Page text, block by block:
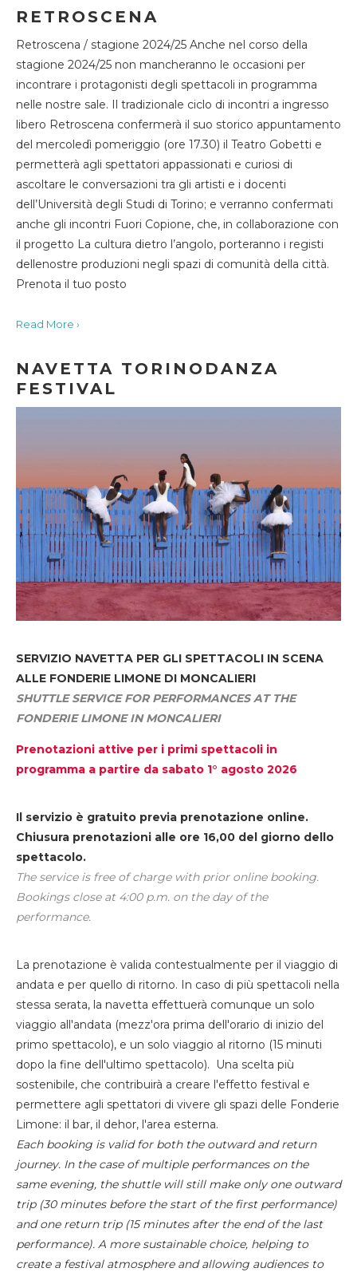
RETROSCENA
Retroscena / stagione 2024/25 Anche nel corso della
stagione 2024/25 non mancheranno le occasioni per
incontrare i protagonisti degli spettacoli in programma
nelle nostre sale. Il tradizionale ciclo di incontri a ingresso
libero Retroscena confermerà il suo storico appuntamento
del mercoledì pomeriggio (ore 17.30) il Teatro Gobetti e
permetterà agli spettatori appassionati e curiosi di
ascoltare le conversazioni tra gli artisti e i docenti
dell’Università degli Studi di Torino; e verranno confermati
anche gli incontri Fuori Copione, che, in collaborazione con
il progetto La cultura dietro l’angolo, porteranno i registi
dellenostre produzioni negli spazi di comunità della città.
Prenota il tuo posto
Read More ›
NAVETTA TORINODANZA
FESTIVAL
SERVIZIO NAVETTA PER GLI SPETTACOLI IN SCENA
ALLE FONDERIE LIMONE DI MONCALIERI
SHUTTLE SERVICE FOR PERFORMANCES AT THE
FONDERIE LIMONE IN MONCALIERI
Prenotazioni attive per i primi spettacoli in
programma a partire da sabato 1° agosto 2026
Il servizio è gratuito previa prenotazione online.
Chiusura prenotazioni alle ore 16,00 del giorno dello
spettacolo.
The service is free of charge with prior online booking.
Bookings close at 4:00 p.m. on the day of the
performance.
La prenotazione è valida contestualmente per il viaggio di
andata e per quello di ritorno. In caso di più spettacoli nella
stessa serata, la navetta effettuerà comunque un solo
viaggio all'andata (mezz'ora prima dell'orario di inizio del
primo spettacolo), e un solo viaggio al ritorno (15 minuti
dopo la fine dell'ultimo spettacolo). Una scelta più
sostenibile, che contribuirà a creare l'effetto festival e
permettere agli spettatori di vivere gli spazi delle Fonderie
Limone: il bar, il dehor, l'area esterna.
Each booking is valid for both the outward and return
journey. In the case of multiple performances on the
same evening, the shuttle will still make only one outward
trip (30 minutes before the start of the first performance)
and one return trip (15 minutes after the end of the last
performance). A more sustainable choice, helping to
create a festival atmosphere and allowing audiences to